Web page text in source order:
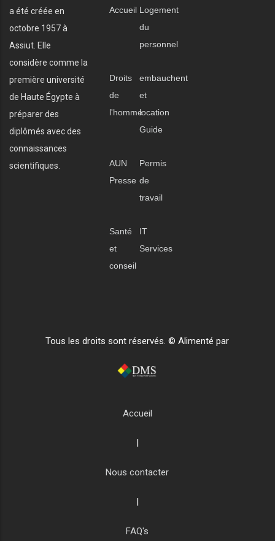
a été créée en
octobre 1957 à
Assiut. Elle
considère comme la
première université
de Haute Égypte à
préparer des
diplômés avec des
connaissances
scientifiques.
Accueil Logement
du
personnel
Droits
de
l'homme
embauchent
et
location
Guide
AUN
Presse
Permis
de
travail
Santé
et
conseil
IT
Services
Tous les droits sont réservés. © Alimenté par
Accueil
Nous contacter
FAQ's